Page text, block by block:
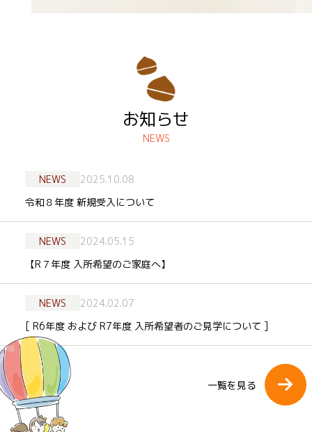
お知らせ
NEWS
NEWS
2025.10.08
令和８年度 新規受入について
NEWS
2024.05.15
【R７年度 入所希望のご家庭へ】
NEWS
2024.02.07
[ R6年度 および R7年度 入所希望者のご見学について ]
一覧を見る